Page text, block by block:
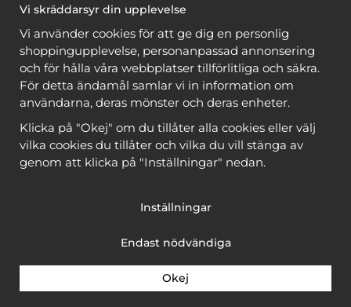
ner många mönstergratisoch få många
när du handlar garn till mönstret. Du ser vilka som
är
gratis när du är inloggad
Bli medlem
Copyright © 2026, Marks & Kattens AB
Vi skräddarsyr din upplevelse
Vi använder cookies för att ge dig en personlig
shoppingupplevelse, personanpassad annonsering
och för hålla våra webbplatser tillförlitliga och säkra.
För detta ändamål samlar vi in information om
användarna, deras mönster och deras enheter.
Klicka på "Okej" om du tillåter alla cookies eller välj
vilka cookies du tillåter och vilka du vill stänga av
genom att klicka på "Inställningar" nedan.
Inställningar
Endast nödvändiga
Okej